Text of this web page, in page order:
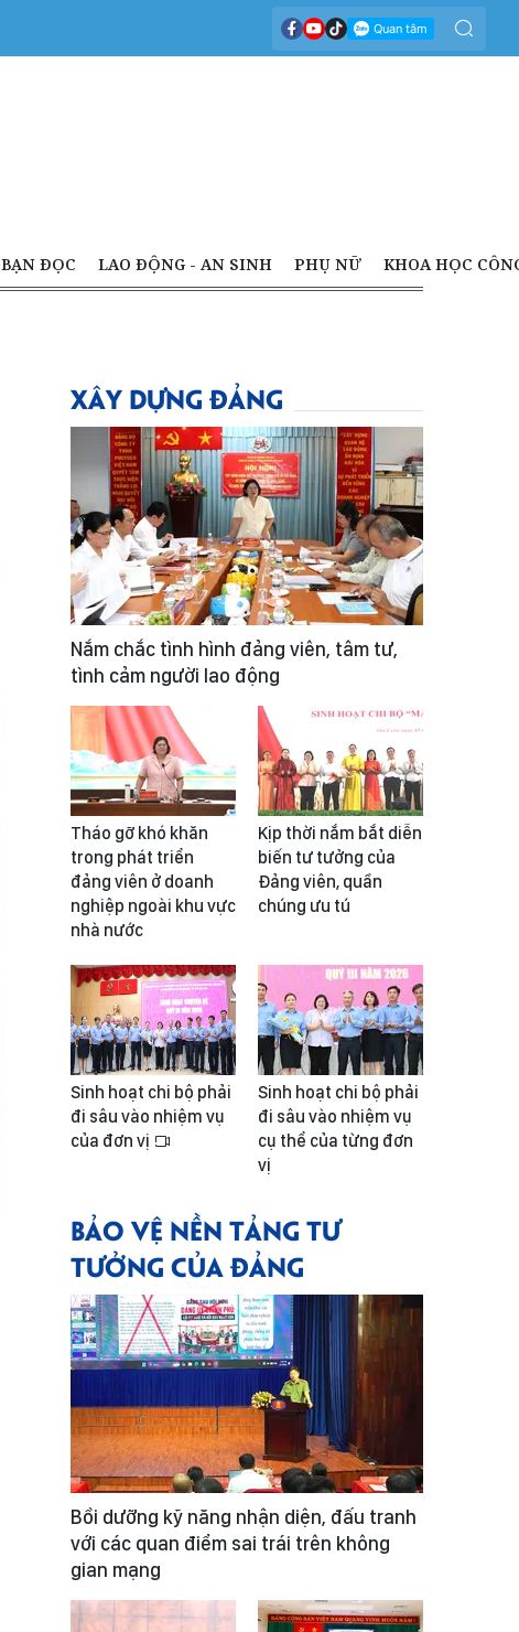
BẠN ĐỌC LAO ĐỘNG - AN SINH PHỤ NỮ KHOA HỌC
XÂY DỰNG ĐẢNG
Nắm chắc tình hình đảng viên, tâm tư,
tình cảm người lao động
Tháo gỡ khó khăn
trong phát triển
đảng viên ở doanh
nghiệp ngoài khu vực
nhà nước
Kịp thời nắm bắt diễn
biến tư tưởng của
Đảng viên, quần
chúng ưu tú
Sinh hoạt chi bộ phải
đi sâu vào nhiệm vụ
của đơn vị
Sinh hoạt chi bộ phải
đi sâu vào nhiệm vụ
cụ thể của từng đơn
vị
BẢO VỆ NỀN TẢNG TƯ
TƯỞNG CỦA ĐẢNG
Bồi dưỡng kỹ năng nhận diện, đấu tranh
với các quan điểm sai trái trên không
gian mạng